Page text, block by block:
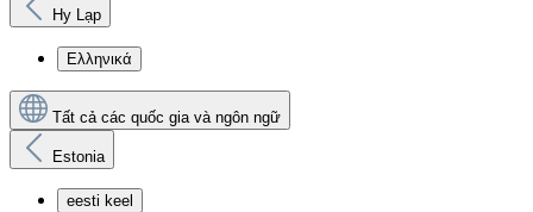
Hy Lạp
Ελληνικά
Tất cả các quốc gia và ngôn ngữ
Estonia
eesti keel